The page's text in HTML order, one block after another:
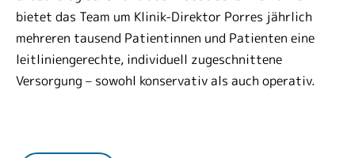
bietet das Team um Klinik-Direktor Porres jährlich
mehreren tausend Patientinnen und Patienten eine
leitliniengerechte, individuell zugeschnittene
Versorgung – sowohl konservativ als auch operativ.